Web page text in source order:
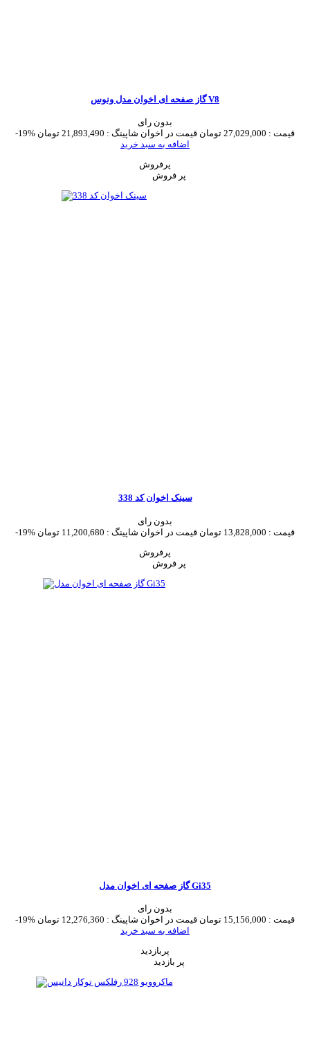
گاز صفحه ای اخوان مدل ونوس V8
بدون رای
-19%
قیمت : 27,029,000 تومان قیمت در اخوان شاپینگ : 21,893,490 تومان
اضافه به سبد خرید
پرفروش
سینک اخوان کد 338
بدون رای
-19%
قیمت : 13,828,000 تومان قیمت در اخوان شاپینگ : 11,200,680 تومان
پرفروش
گاز صفحه ای اخوان مدل Gi35
بدون رای
-19%
قیمت : 15,156,000 تومان قیمت در اخوان شاپینگ : 12,276,360 تومان
اضافه به سبد خرید
پربازدید
پر بازدید